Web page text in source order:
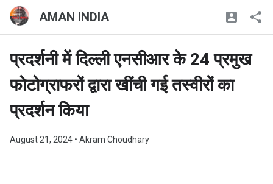
AMAN INDIA
प्रदर्शनी में दिल्ली एनसीआर के 24 प्रमुख
फोटोग्राफरों द्वारा खींची गई तस्वीरों का
प्रदर्शन किया
August 21, 2024 • Akram Choudhary